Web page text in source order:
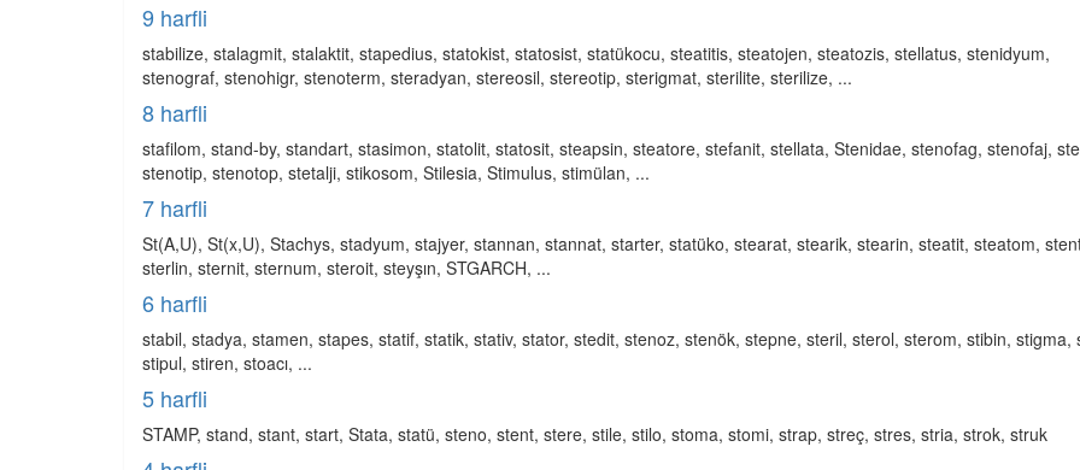
9 harfli
stabilize, stalagmit, stalaktit, stapedius, statokist, statosist, statükocu, steatitis, steatojen, steatozis, stellatus, stenidyum,
stenograf, stenohigr, stenoterm, steradyan, stereosil, stereotip, sterigmat, sterilite, sterilize, ...
8 harfli
stafilom, stand-by, standart, stasimon, statolit, statosit, steapsin, steatore, stefanit, stellata, Stenidae, stenofag, stenofaj,
stenotip, stenotop, stetalji, stikosom, Stilesia, Stimulus, stimülan, ...
7 harfli
St(A,U), St(x,U), Stachys, stadyum, stajyer, stannan, stannat, starter, statüko, stearat, stearik, stearin, steatit, steatom,
sterlin, sternit, sternum, steroit, steyşın, STGARCH, ...
6 harfli
stabil, stadya, stamen, stapes, statif, statik, stativ, stator, stedit, stenoz, stenök, stepne, steril, sterol, sterom, stibin, stigma,
stipul, stiren, stoacı, ...
5 harfli
STAMP, stand, stant, start, Stata, statü, steno, stent, stere, stile, stilo, stoma, stomi, strap, streç, stres, stria, strok, struk